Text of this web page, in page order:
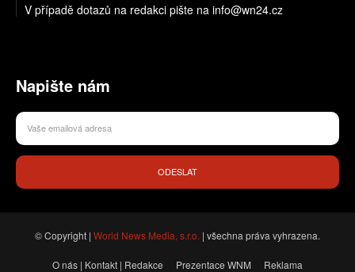
V případě dotazů na redakci pište na info@wn24.cz
Napište nám
ODESLAT
© Copyright | World News Media, s.r.o. | všechna práva vyhrazena.
O nás | Kontakt | Redakce Prezentace WNM Reklama